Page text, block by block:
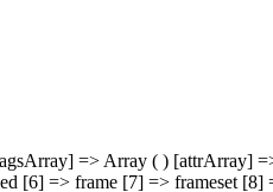
=> Array ( ) [attrArray]
[6] => frame [7] => frameset